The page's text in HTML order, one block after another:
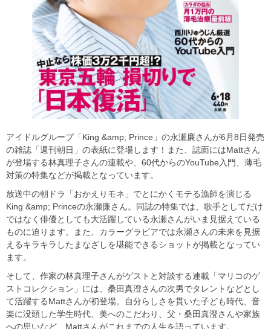
アイドルグループ「King &amp; Prince」の永瀬廉さんが6月8日発売
の雑誌「週刊朝日」の表紙に登場します！また、誌面にはMattさん
が登場する林真理子さんの連載や、60代からのYouTube入門、薄毛
対策の特集などが掲載となっています。
放送中の朝ドラ「おかえりモネ」でとにかくモテる漁師を演じる
King &amp; Princeの永瀬廉さん。同誌の特集では、歌手としてだけ
ではなく俳優としても大活躍している永瀬さんがいま見据えている
ものに迫ります。また、カラーグラビアでは永瀬さんの未来を見据
えるキラキラしたまなざしを堪能できるショットが掲載となってい
ます。
そして、作家の林真理子さんがゲストと対談する連載「マリコのゲ
ストコレクション」には、桑田真澄さんの次男でタレントなどとし
て活躍するMattさんが初登場。自分らしさを貫いた子ども時代、音
楽に没頭した学生時代、美へのこだわり、父・桑田真澄さんや家族
への思いなど、Mattさんがこれまでの人生を語っています。